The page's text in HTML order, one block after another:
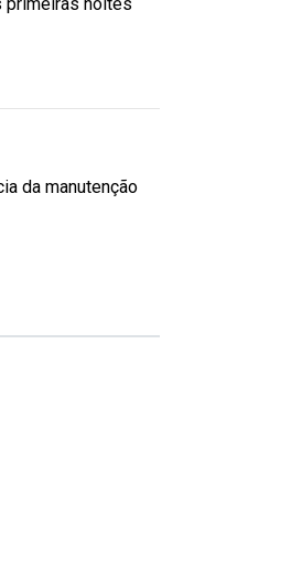
da manutenção